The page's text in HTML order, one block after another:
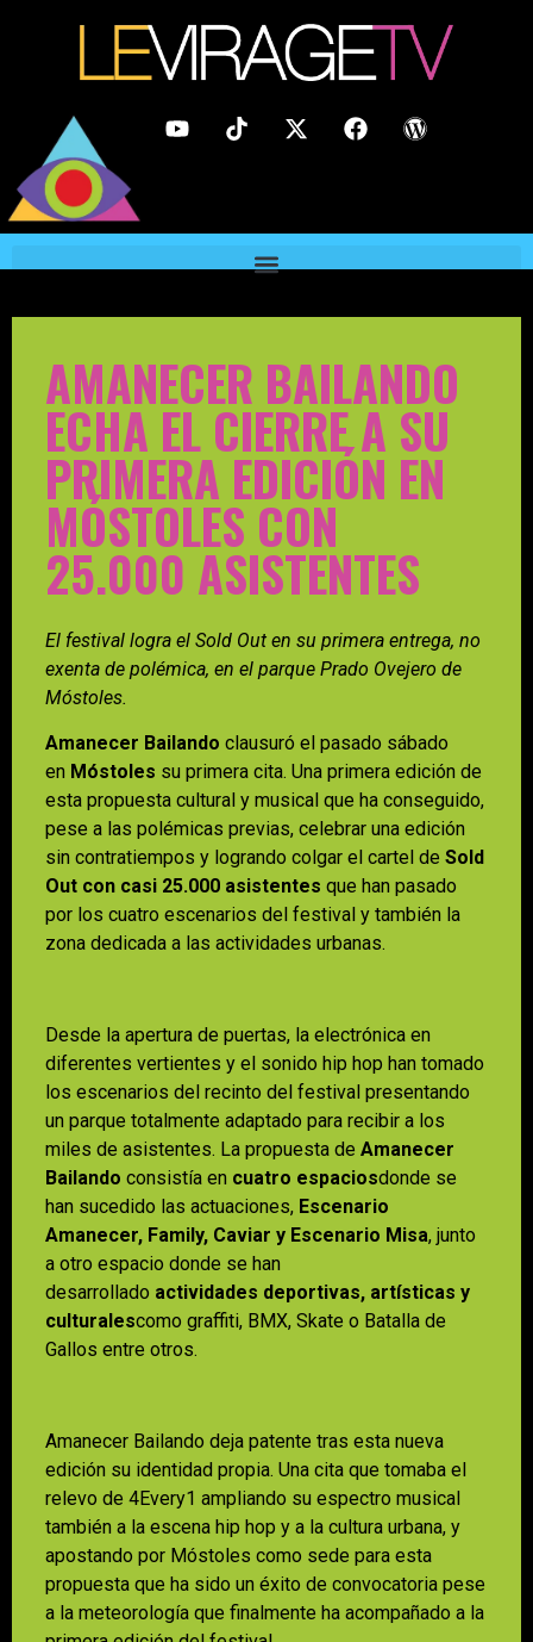
AMANECER BAILANDO
ECHA EL CIERRE A SU
PRIMERA EDICIÓN EN
MÓSTOLES CON
25.000 ASISTENTES
El festival logra el Sold Out en su primera entrega, no
exenta de polémica, en el parque Prado Ovejero de
Móstoles.
Amanecer Bailando clausuró el pasado sábado
en Móstoles su primera cita. Una primera edición de
esta propuesta cultural y musical que ha conseguido,
pese a las polémicas previas, celebrar una edición
sin contratiempos y logrando colgar el cartel de Sold
Out con casi 25.000 asistentes que han pasado
por los cuatro escenarios del festival y también la
zona dedicada a las actividades urbanas.
Desde la apertura de puertas, la electrónica en
diferentes vertientes y el sonido hip hop han tomado
los escenarios del recinto del festival presentando
un parque totalmente adaptado para recibir a los
miles de asistentes. La propuesta de Amanecer
Bailando consistía en cuatro espaciosdonde se
han sucedido las actuaciones, Escenario
Amanecer, Family, Caviar y Escenario Misa, junto
a otro espacio donde se han
desarrollado actividades deportivas, artísticas y
culturalescomo graffiti, BMX, Skate o Batalla de
Gallos entre otros.
Amanecer Bailando deja patente tras esta nueva
edición su identidad propia. Una cita que tomaba el
relevo de 4Every1 ampliando su espectro musical
también a la escena hip hop y a la cultura urbana, y
apostando por Móstoles como sede para esta
propuesta que ha sido un éxito de convocatoria pese
a la meteorología que finalmente ha acompañado a la